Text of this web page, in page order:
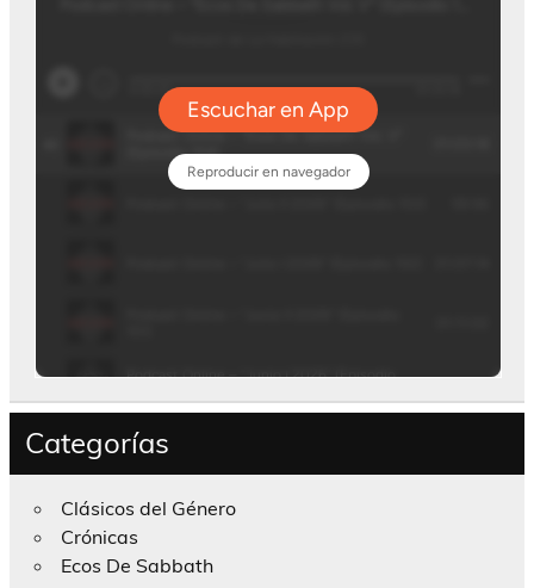
Categorías
Clásicos del Género
Crónicas
Ecos De Sabbath